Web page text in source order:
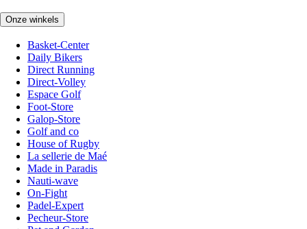
Onze winkels
Basket-Center
Daily Bikers
Direct Running
Direct-Volley
Espace Golf
Foot-Store
Galop-Store
Golf and co
House of Rugby
La sellerie de Maé
Made in Paradis
Nauti-wave
On-Fight
Padel-Expert
Pecheur-Store